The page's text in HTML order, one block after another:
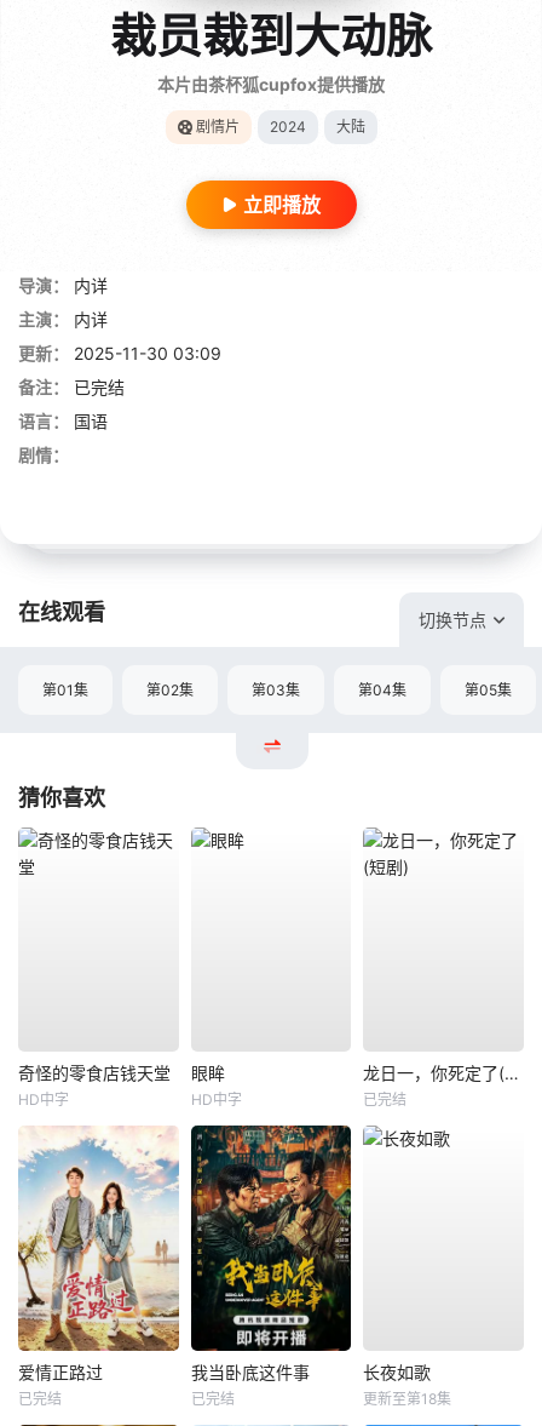
裁员裁到大动脉
本片由茶杯狐cupfox提供播放
剧情片 2024 大陆
立即播放
导演：
内详
主演：
内详
更新：
2025-11-30 03:09
备注：
已完结
语言：
国语
剧情：
在线观看 切换节点
第01集 第02集 第03集 第04集 第05集
猜你喜欢
奇怪的零食店钱天堂
HD中字
眼眸
HD中字
龙日一，你死定了(短剧)
已完结
爱情正路过
已完结
我当卧底这件事
已完结
长夜如歌
更新至第18集